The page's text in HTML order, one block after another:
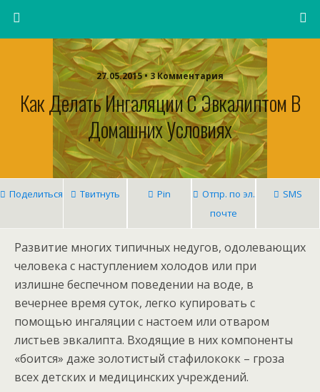
27.05.2015 • 3 Комментария
Как Делать Ингаляции С Эвкалиптом В
Домашних Условиях
Поделиться Твитнуть Pin
Отпр. по эл.
почте
SMS
Развитие многих типичных недугов, одолевающих
человека с наступлением холодов или при
излишне беспечном поведении на воде, в
вечернее время суток, легко купировать с
помощью ингаляции с настоем или отваром
листьев эвкалипта. Входящие в них компоненты
«боится» даже золотистый стафилококк – гроза
всех детских и медицинских учреждений.